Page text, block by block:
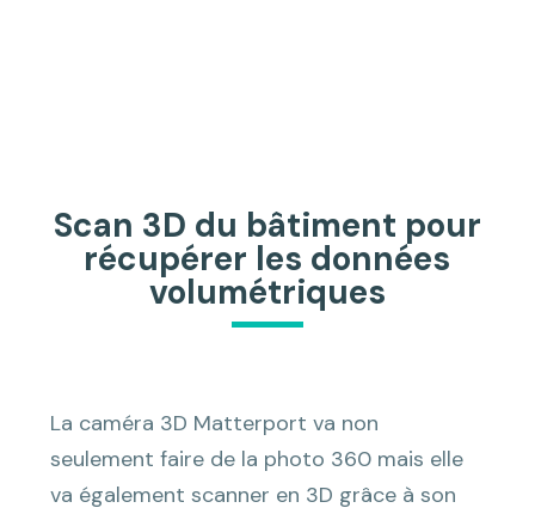
Scan 3D du bâtiment pour
récupérer les données
volumétriques
La caméra 3D Matterport va non
seulement faire de la photo 360 mais elle
va également scanner en 3D grâce à son